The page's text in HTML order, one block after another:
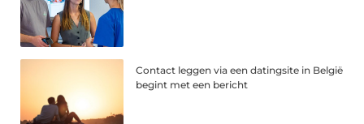
Contact leggen via een datingsite in België
begint met een bericht